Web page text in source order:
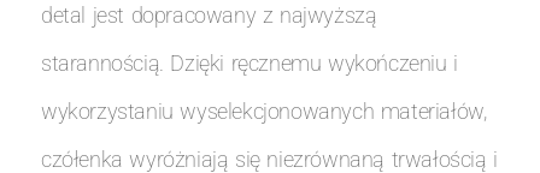
detal jest dopracowany z najwyższą
starannością. Dzięki ręcznemu wykończeniu i
wykorzystaniu wyselekcjonowanych materiałów,
czółenka wyróżniają się niezrównaną trwałością i